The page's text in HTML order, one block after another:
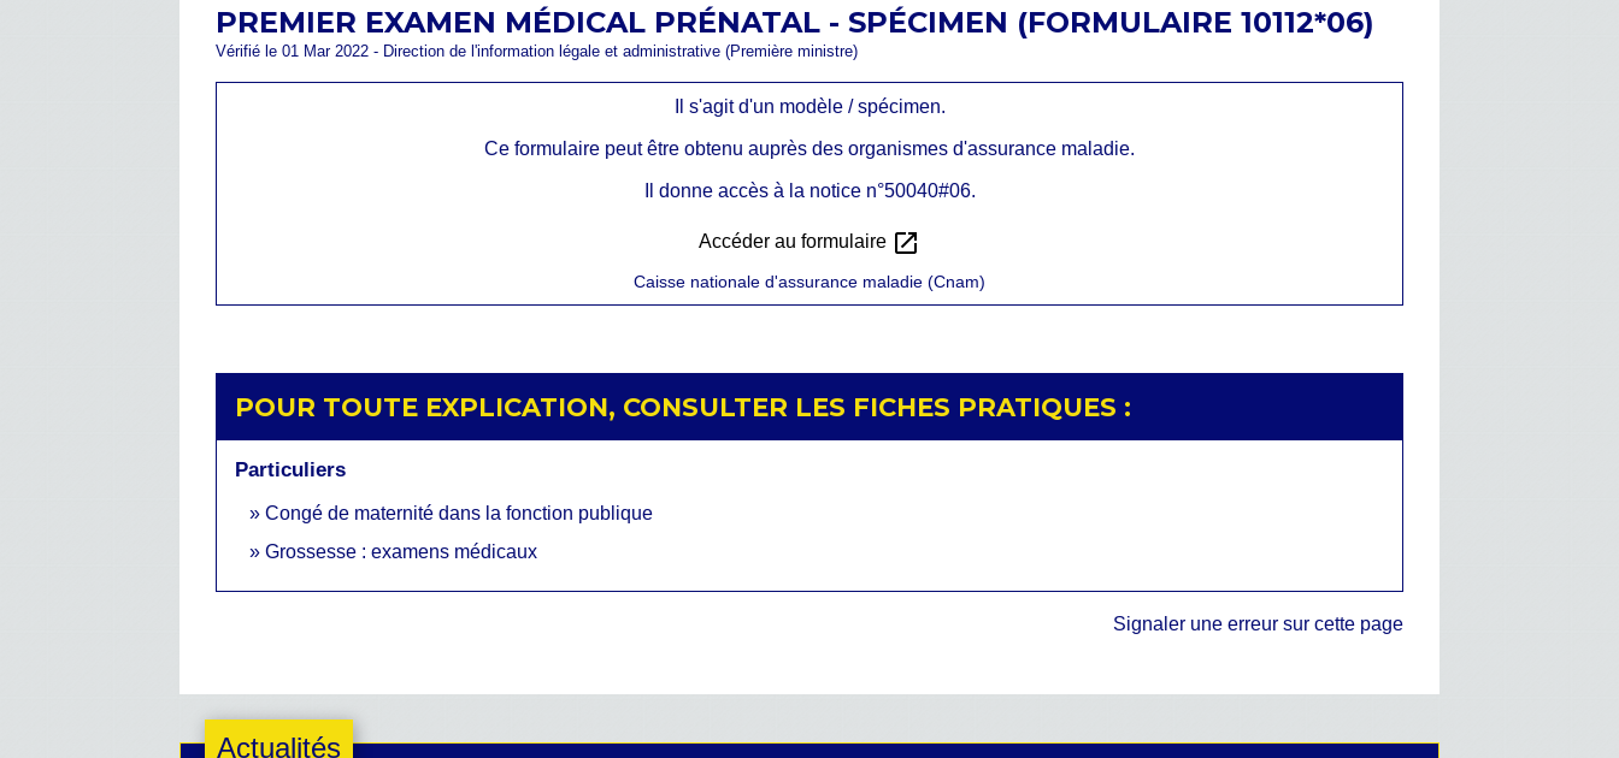
PREMIER EXAMEN MÉDICAL PRÉNATAL - SPÉCIMEN (FORMULAIRE 10112*06)
Vérifié le 01 Mar 2022 - Direction de l'information légale et administrative (Première ministre)
Il s'agit d'un modèle / spécimen.
Ce formulaire peut être obtenu auprès des organismes d'assurance maladie.
Il donne accès à la notice n°50040#06.
Accéder au formulaire open_in_new
Caisse nationale d'assurance maladie (Cnam)
POUR TOUTE EXPLICATION, CONSULTER LES FICHES PRATIQUES :
Particuliers
Congé de maternité dans la fonction publique
Grossesse : examens médicaux
Signaler une erreur sur cette page
Actualités